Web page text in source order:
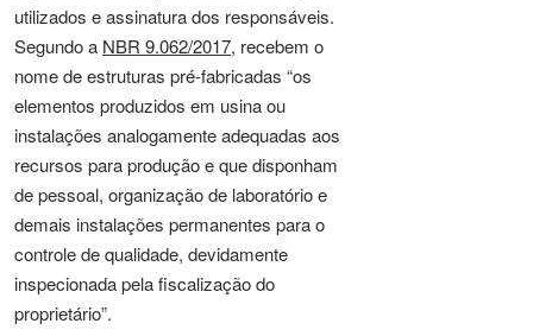
utilizados e assinatura dos responsáveis.
Segundo a NBR 9.062/2017, recebem o
nome de estruturas pré-fabricadas “os
elementos produzidos em usina ou
instalações analogamente adequadas aos
recursos para produção e que disponham
de pessoal, organização de laboratório e
demais instalações permanentes para o
controle de qualidade, devidamente
inspecionada pela fiscalização do
proprietário”.